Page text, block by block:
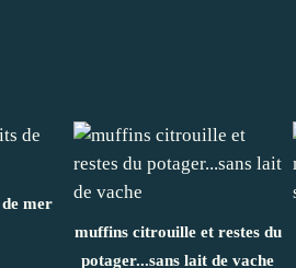
mer
muffins citrouille et restes du
potager...sans lait de vache